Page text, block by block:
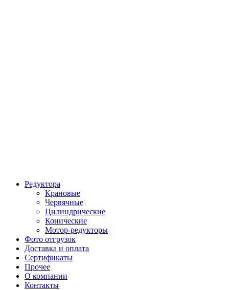
Редуктора
Крановые
Червячные
Цилиндрические
Конические
Мотор-редукторы
Фото отгрузок
Доставка и оплата
Сертификаты
Прочее
О компании
Контакты